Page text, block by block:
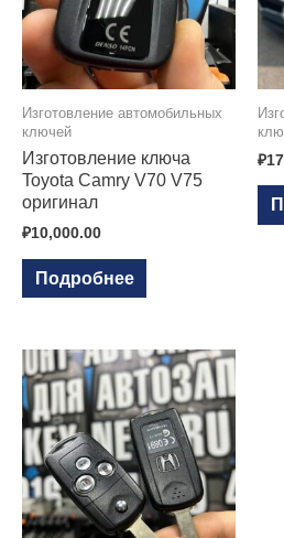
Изготовление автомобильных
ключей
Изготовление ключа
Toyota Camry V70 V75
оригинал
₽10,000.00
Подробнее
₽